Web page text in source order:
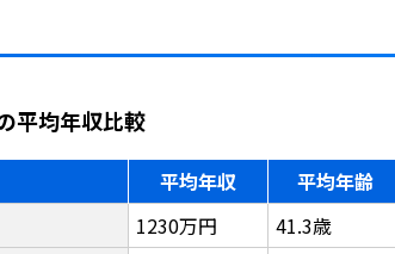
平均年収比較
平均年収
平均年齢
1230万円
41.3歳